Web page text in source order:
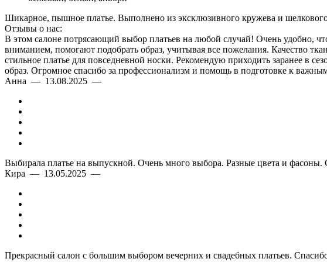
Шикарное, пышное платье. Выполнено из эксклюзивного кружева и
Отзывы о нас:
В этом салоне потрясающий выбор платьев на любой случай! Очень удобно,
вниманием, помогают подобрать образ, учитывая все пожелания. Качество
стильное платье для повседневной носки. Рекомендую приходить заранее в
образ. Огромное спасибо за профессионализм и помощь в подготовке к
Анна — 13.08.2025 —
Выбирала платье на выпускной. Очень много выбора. Разные цвета и
Кира — 13.05.2025 —
Прекрасный салон с большим выбором вечерних и свадебных платьев.